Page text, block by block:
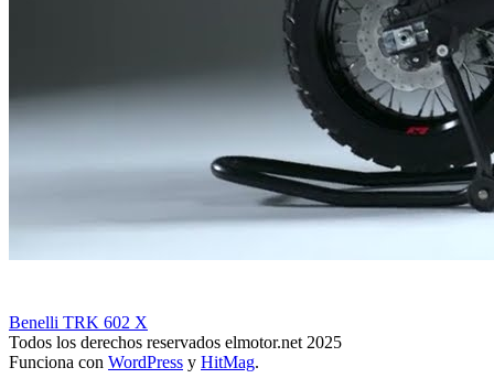
Benelli TRK 602 X
Todos los derechos reservados elmotor.net 2025
Funciona con WordPress y HitMag.